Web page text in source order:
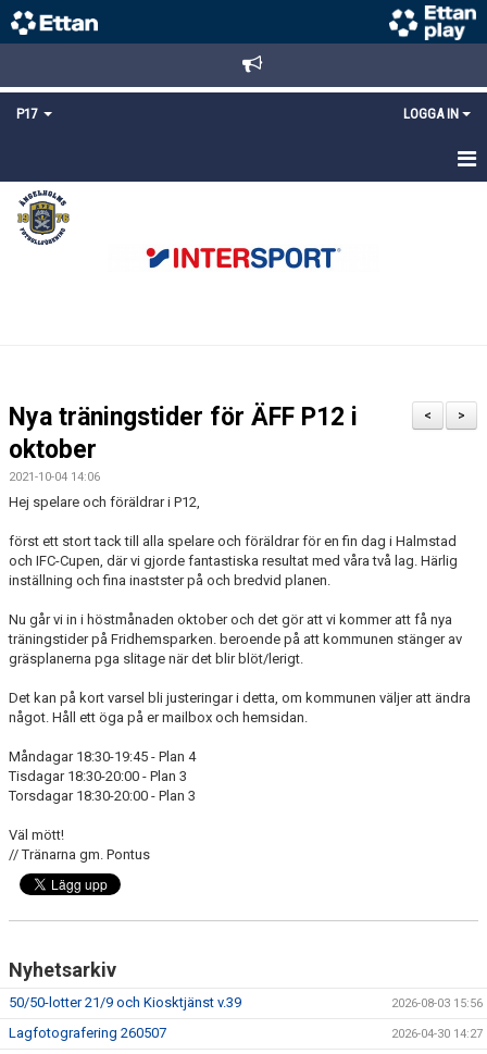
P17 LOGGA IN
HEM
NYHETER
DOKUMENT
KONTAKT
>
<
Nya träningstider för ÄFF P12 i
oktober
2021-10-04 14:06
Hej spelare och föräldrar i P12,
först ett stort tack till alla spelare och föräldrar för en fin dag i Halmstad
och IFC-Cupen, där vi gjorde fantastiska resultat med våra två lag. Härlig
inställning och fina inastster på och bredvid planen.
Nu går vi in i höstmånaden oktober och det gör att vi kommer att få nya
träningstider på Fridhemsparken. beroende på att kommunen stänger av
gräsplanerna pga slitage när det blir blöt/lerigt.
Det kan på kort varsel bli justeringar i detta, om kommunen väljer att ändra
något. Håll ett öga på er mailbox och hemsidan.
Måndagar 18:30-19:45 - Plan 4
Tisdagar 18:30-20:00 - Plan 3
Torsdagar 18:30-20:00 - Plan 3
Väl mött!
// Tränarna gm. Pontus
Nyhetsarkiv
50/50-lotter 21/9 och Kiosktjänst v.39 2026-08-03 15:56
Lagfotografering 260507 2026-04-30 14:27